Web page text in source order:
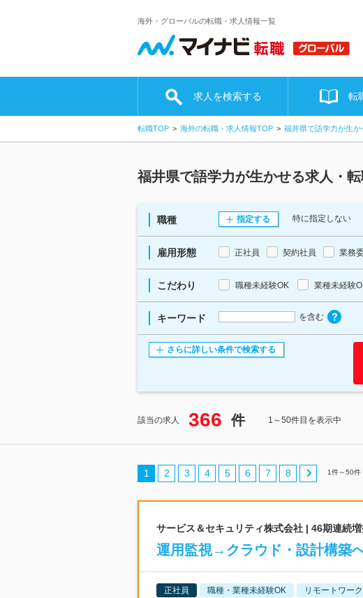
海外・グローバルの転職・求人情報一覧
求人を検索する 転
転職TOP 海外の転職・求人情報TOP 福井県で語学力が生
福井県で語学力が生かせる求人・
職種 指定する 特に指定しない
雇用形態 正社員 契約社員 業務
こだわり 職種未経験OK 業種未経験
キーワード を含む
さらに詳しい条件で検索する
該当の求人 366 件 1～50件目を表示中
1 2 3 4 5 6 7 8 1件～50件
サービス＆セキュリティ株式会社 | 46期連続
運用監視→クラウド・設計構築
正社員 職種・業種未経験OK リモートワー